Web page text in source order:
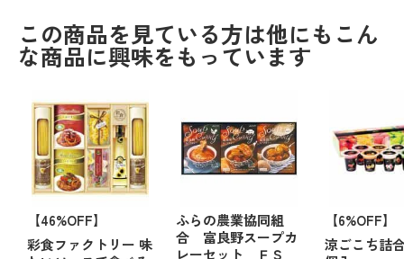
この商品を見ている方は他にもこん
な商品に興味をもっています
【46%OFF】
彩食ファクトリー 味
ふらの農業協同組
合 富良野スープカ
レーセット ＦＳ
【6%OFF】
涼ごこち詰